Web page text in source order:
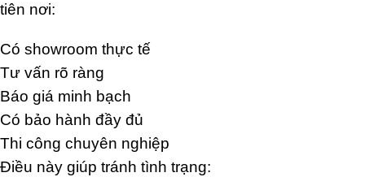
tiên nơi:
Có showroom thực tế
Tư vấn rõ ràng
Báo giá minh bạch
Có bảo hành đầy đủ
Thi công chuyên nghiệp
Điều này giúp tránh tình trạng: